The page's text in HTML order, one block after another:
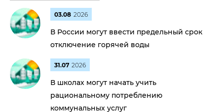
03.08 2026
В России могут ввести предельный срок
отключение горячей воды
31.07 2026
В школах могут начать учить
рациональному потреблению
коммунальных услуг